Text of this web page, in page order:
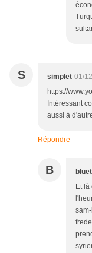
S simplet 01/
https://
Intéressant
aussi à
Répondre
B
Et